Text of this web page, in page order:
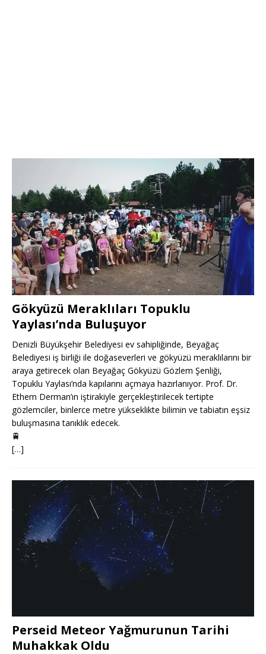
Gökyüzü Meraklıları Topuklu
Yaylası’nda Buluşuyor
Denizli Büyükşehir Belediyesi ev sahipliğinde, Beyağaç
Belediyesi iş birliği ile doğaseverleri ve gökyüzü meraklılarını bir
araya getirecek olan Beyağaç Gökyüzü Gözlem Şenliği,
Topuklu Yaylası’nda kapılarını açmaya hazırlanıyor. Prof. Dr.
Ethem Derman’ın iştirakiyle gerçekleştirilecek tertipte
gözlemciler, binlerce metre yükseklikte bilimin ve tabiatın eşsiz
buluşmasına tanıklık edecek.
🚆
[…]
Perseid Meteor Yağmurunun Tarihi
Muhakkak Oldu